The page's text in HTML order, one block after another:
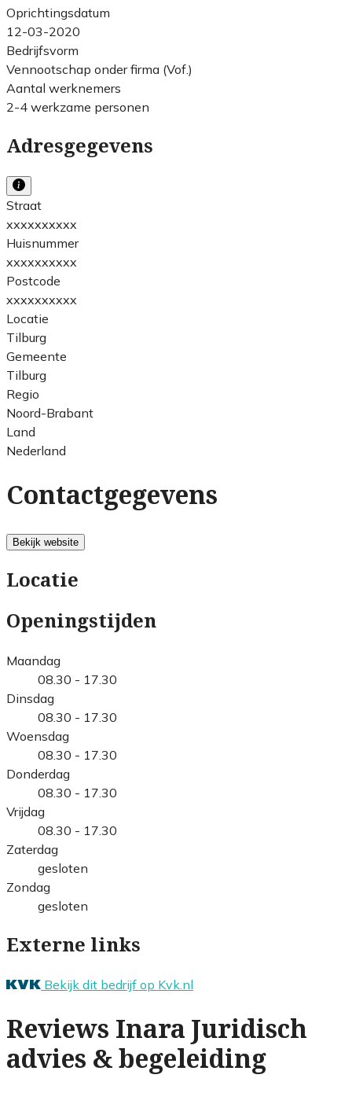
Oprichtingsdatum
12-03-2020
Bedrijfsvorm
Vennootschap onder firma (Vof.)
Aantal werknemers
2-4 werkzame personen
Adresgegevens
Straat
xxxxxxxxxx
Huisnummer
xxxxxxxxxx
Postcode
xxxxxxxxxx
Locatie
Tilburg
Gemeente
Tilburg
Regio
Noord-Brabant
Land
Nederland
Contactgegevens
Bekijk website
Locatie
Openingstijden
Maandag
08.30 - 17.30
Dinsdag
08.30 - 17.30
Woensdag
08.30 - 17.30
Donderdag
08.30 - 17.30
Vrijdag
08.30 - 17.30
Zaterdag
gesloten
Zondag
gesloten
Externe links
Bekijk dit bedrijf op Kvk.nl
Reviews Inara Juridisch
advies & begeleiding